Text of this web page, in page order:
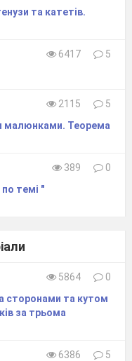
та катетів.
6417
5
2115
5
малюнками. Теорема
389
0
темі "
5864
0
сторонами та кутом
за трьома
6386
5